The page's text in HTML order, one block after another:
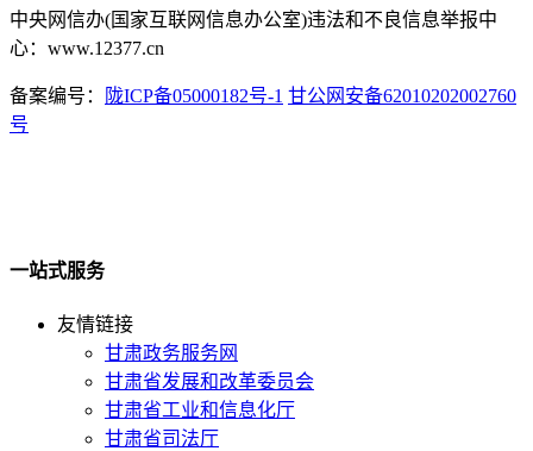
中央网信办(国家互联网信息办公室)违法和不良信息举报中
心：www.12377.cn
备案编号： 陇ICP备05000182号-1 甘公网安备62010202002760
号
一站式服务
友情链接
甘肃政务服务网
甘肃省发展和改革委员会
甘肃省工业和信息化厅
甘肃省司法厅